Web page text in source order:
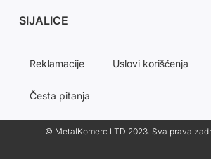
SIJALICE
Reklamacije Uslovi korišćenja
Česta pitanja
© MetalKomerc LTD 2023. Sva prava